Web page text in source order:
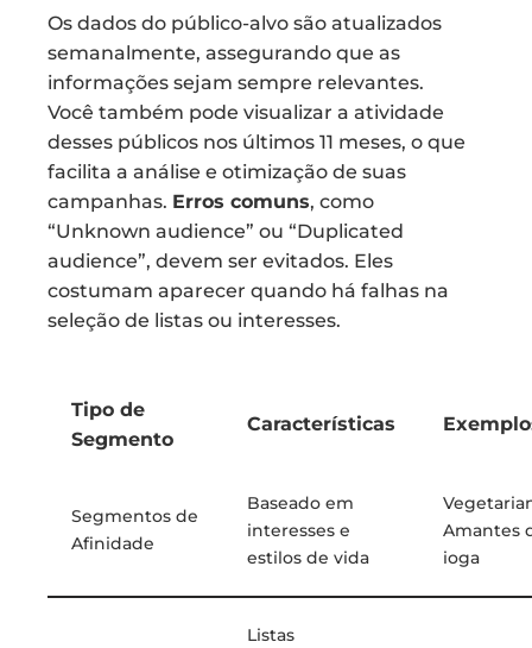
Os dados do público-alvo são atualizados
semanalmente, assegurando que as
informações sejam sempre relevantes.
Você também pode visualizar a atividade
desses públicos nos últimos 11 meses, o que
facilita a análise e otimização de suas
campanhas. Erros comuns, como
“Unknown audience” ou “Duplicated
audience”, devem ser evitados. Eles
costumam aparecer quando há falhas na
seleção de listas ou interesses.
Tipo de
Segmento
Características
Segmentos de
Afinidade
Baseado em
interesses e
estilos de vida
Amantes
ioga
Listas